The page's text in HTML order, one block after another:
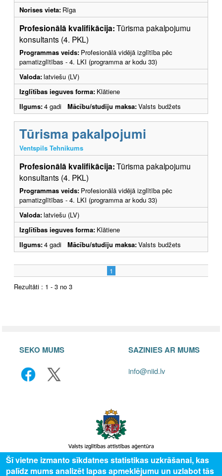
Norises vieta: Rīga
Profesionālā kvalifikācija:Tūrisma pakalpojumu
konsultants (4. PKL)
Programmas veids: Profesionālā vidējā izglītība pēc
pamatizglītības - 4. LKI (programma ar kodu 33)
Valoda:latviešu (LV)
Izglītības ieguves forma: Klātiene
Ilgums:4 gadi Mācību/studiju maksa:Valsts budžets
Tūrisma pakalpojumi
Ventspils Tehnikums
Profesionālā kvalifikācija:Tūrisma pakalpojumu
konsultants (4. PKL)
Programmas veids: Profesionālā vidējā izglītība pēc
pamatizglītības - 4. LKI (programma ar kodu 33)
Valoda:latviešu (LV)
Izglītības ieguves forma: Klātiene
Ilgums:4 gadi Mācību/studiju maksa:Valsts budžets
1
Rezultāti : 1 - 3 no 3
SEKO MUMS SAZINIES AR MUMS
info@niid.lv
© 2025 Valsts izglītības attīstības aģentūra, publicētā satura visas tiesības
Šī vietne izmanto sīkdatnes statistikas uzkrāšanai, kas
palīdz mums analizēt lapas apmeklējumu un uzlabot tās